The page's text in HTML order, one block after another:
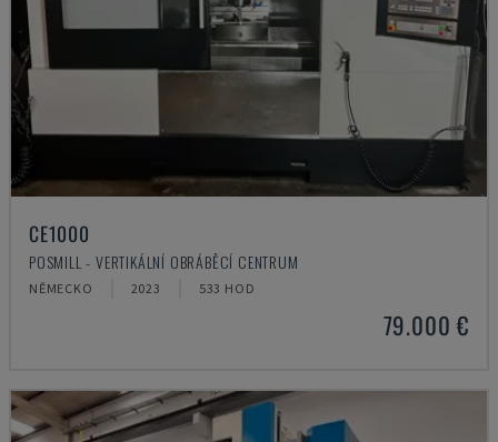
CE1000
POSMILL - VERTIKÁLNÍ OBRÁBĚCÍ CENTRUM
NĚMECKO 2023 533 HOD
79.000 €